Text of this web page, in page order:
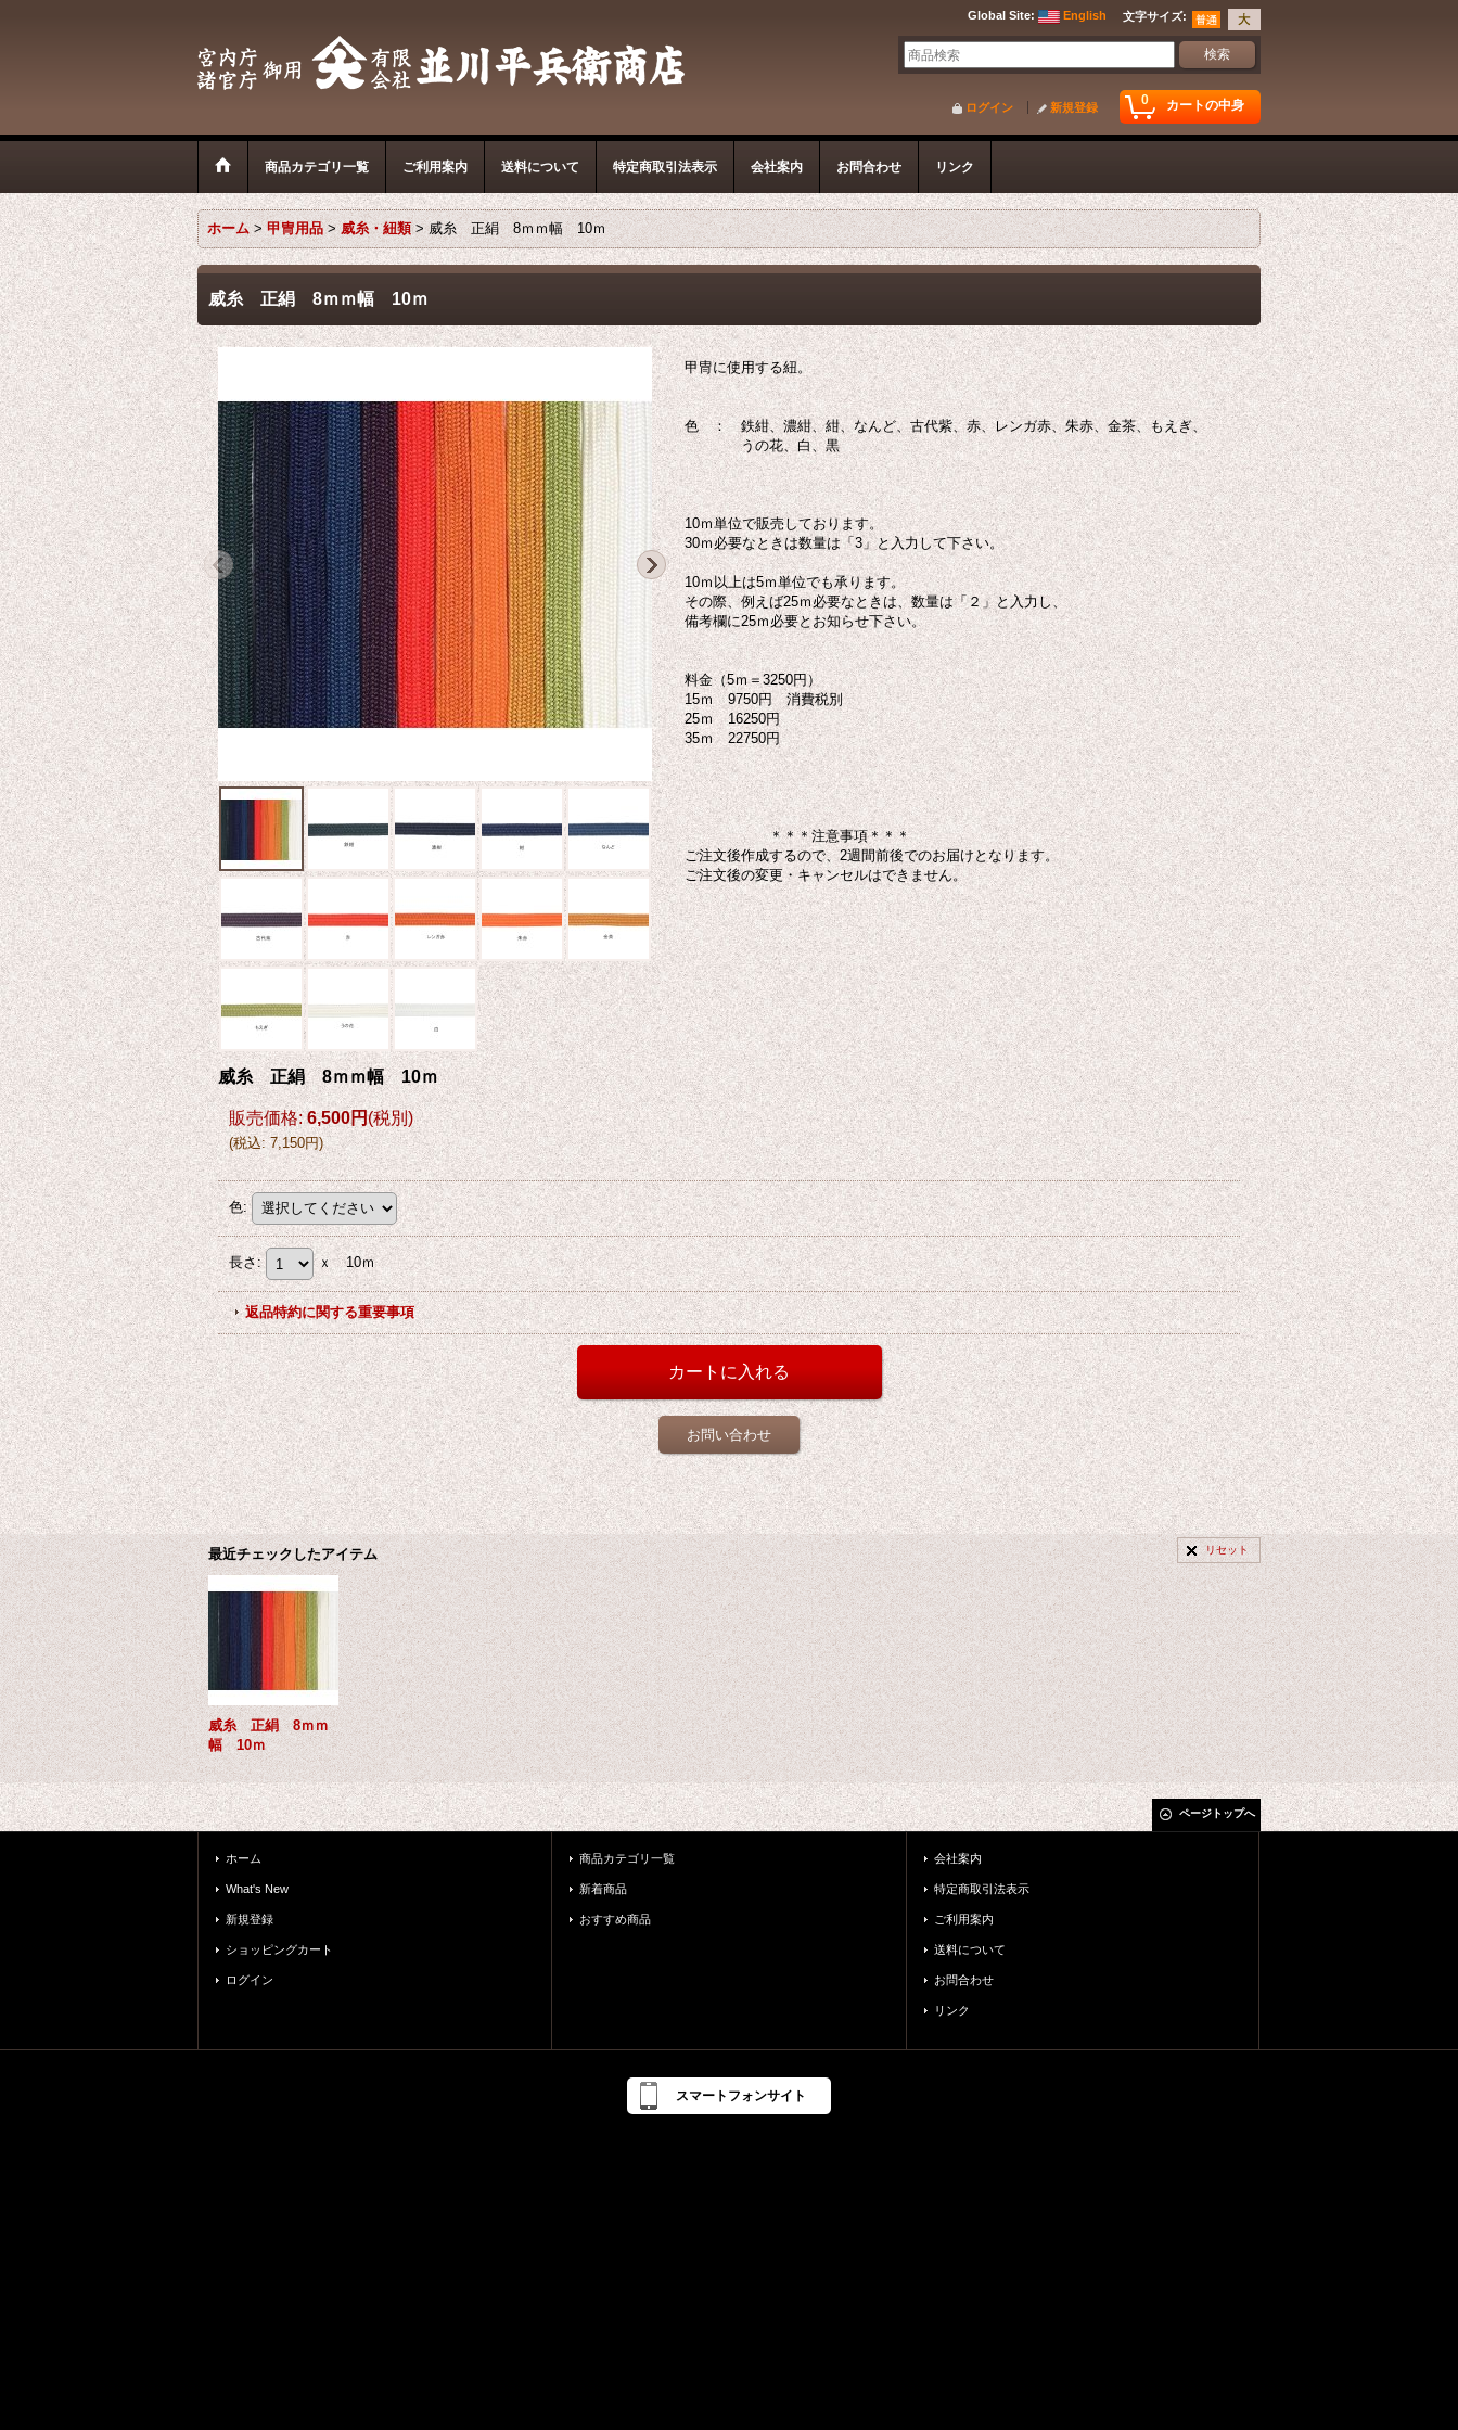
文字サイズ:
Global Site: English
0 カートの中身
ログイン 新規登録
商品カテゴリ一覧 ご利用案内 送料について 特定商取引法表示 会社案内 お問合わせ リンク
ホーム > 甲冑用品 > 威糸・紐類 > 威糸 正絹 8ｍｍ幅 10ｍ
威糸 正絹 8ｍｍ幅 10ｍ
甲冑に使用する紐。
色 ： 鉄紺、濃紺、紺、なんど、古代紫、赤、レンガ赤、朱赤、金茶、もえぎ、
うの花、白、黒
10ｍ単位で販売しております。
30ｍ必要なときは数量は「3」と入力して下さい。
10ｍ以上は5ｍ単位でも承ります。
その際、例えば25ｍ必要なときは、数量は「２」と入力し、
備考欄に25ｍ必要とお知らせ下さい。
料金（5ｍ＝3250円）
15ｍ 9750円 消費税別
25ｍ 16250円
35ｍ 22750円
＊＊＊注意事項＊＊＊
ご注文後作成するので、2週間前後でのお届けとなります。
ご注文後の変更・キャンセルはできません。
威糸 正絹 8ｍｍ幅 10ｍ
販売価格: 6,500円(税別)
(税込: 7,150円)
色:
長さ: ｘ 10ｍ
返品特約に関する重要事項
お問い合わせ
最近チェックしたアイテム リセット
威糸 正絹 8ｍｍ
幅 10ｍ
ページトップへ
ホーム
What's New
新規登録
ショッピングカート
ログイン
商品カテゴリ一覧
新着商品
おすすめ商品
会社案内
特定商取引法表示
ご利用案内
送料について
お問合わせ
リンク
スマートフォンサイト